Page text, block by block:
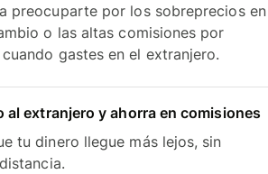
preocuparte por los sobreprecios en
o las altas comisiones por
gastes en el extranjero.
al extranjero y ahorra en comisiones
tu dinero llegue más lejos, sin